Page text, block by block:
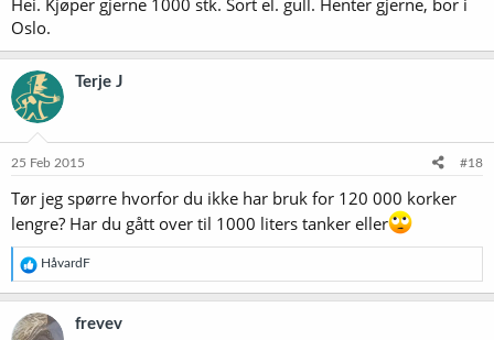
Oslo.
Terje J
25 Feb 2015 #18
Tør jeg spørre hvorfor du ikke har bruk for 120 000 korker
lengre? Har du gått over til 1000 liters tanker eller
R
e
a
k
s
HåvardF
frevev